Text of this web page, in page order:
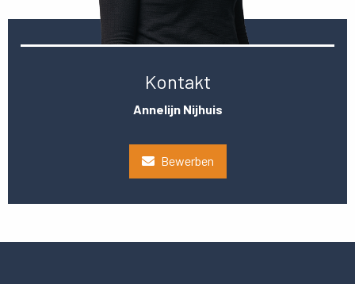
Kontakt
Annelijn Nijhuis
Bewerben